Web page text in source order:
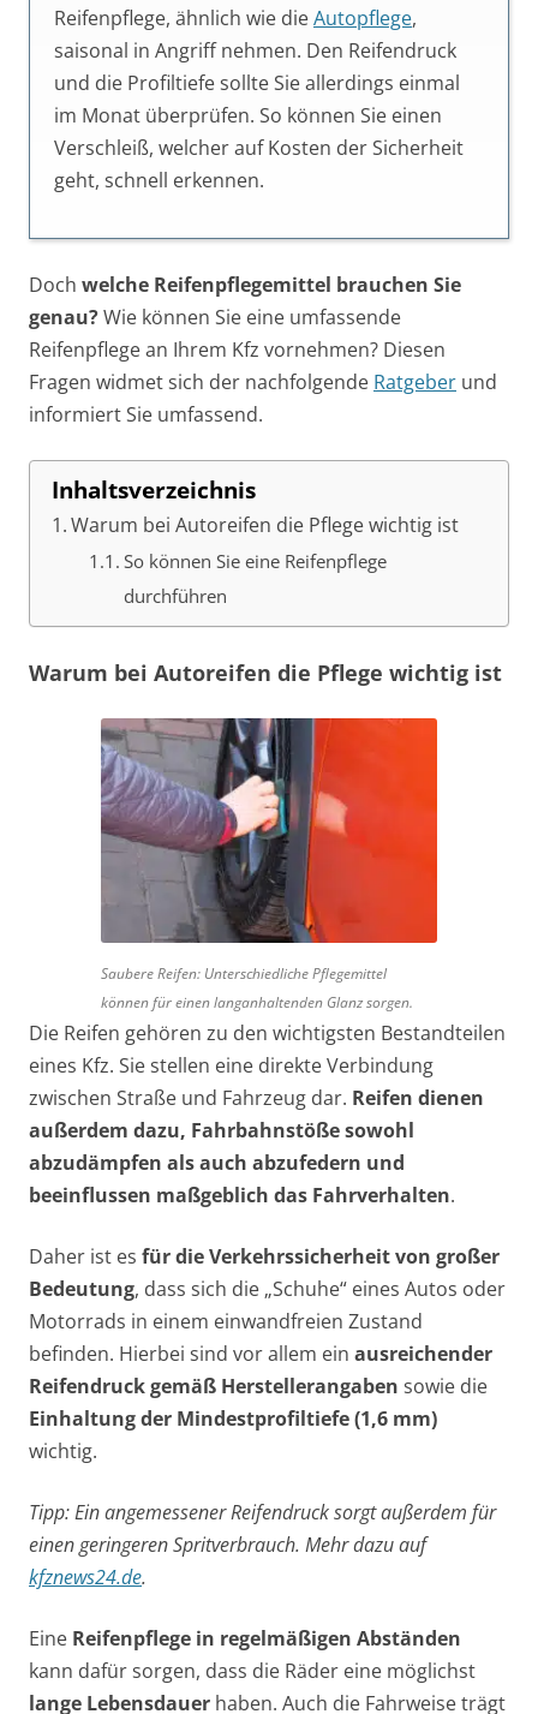
Reifenpflege, ähnlich wie dieAutopflege,
saisonal in Angriff nehmen. Den Reifendruck
und die Profiltiefe sollte Sie allerdings einmal
im Monat überprüfen. So können Sie einen
Verschleiß, welcher auf Kosten der Sicherheit
geht, schnell erkennen.
Doch welche Reifenpflegemittel brauchen Sie
genau?Wie können Sie eine umfassende
Reifenpflege an Ihrem Kfz vornehmen? Diesen
Fragen widmet sich der nachfolgende Ratgeber und
informiert Sie umfassend.
Inhaltsverzeichnis
Warum bei Autoreifen die Pflege wichtig ist
So können Sie eine Reifenpflege
durchführen
Warum bei Autoreifen die Pflege wichtig ist
Saubere Reifen: Unterschiedliche Pflegemittel
können für einen langanhaltenden Glanz sorgen.
Die Reifen gehören zu den wichtigsten Bestandteilen
eines Kfz. Sie stellen eine direkte Verbindung
zwischen Straße und Fahrzeug dar. Reifen dienen
außerdem dazu, Fahrbahnstöße sowohl
abzudämpfen als auch abzufedern und
beeinflussen maßgeblich das Fahrverhalten.
Daher ist es für die Verkehrssicherheit von großer
Bedeutung, dass sich die „Schuhe“ eines Autos oder
Motorrads in einem einwandfreien Zustand
befinden. Hierbei sind vor allem ein ausreichender
Reifendruck gemäß Herstellerangaben sowie die
Einhaltung der Mindestprofiltiefe (1,6 mm)
wichtig.
Tipp: Ein angemessener Reifendruck sorgt außerdem für
einen geringeren Spritverbrauch. Mehr dazu auf
kfznews24.de.
Eine Reifenpflege in regelmäßigen Abständen
kann dafür sorgen, dass die Räder eine möglichst
lange Lebensdauer haben. Auch die Fahrweise trägt